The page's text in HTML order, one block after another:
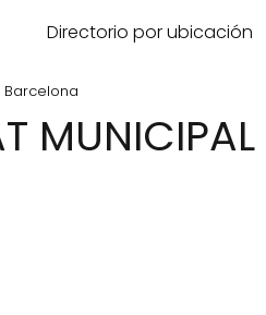
Directorio por ubicación
Barcelona